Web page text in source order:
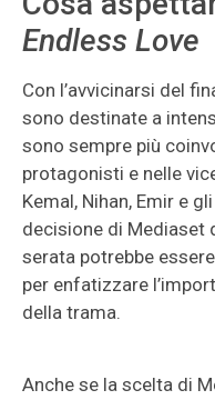
Endless Love
Con l’avvicinarsi del
sono destinate a
sono sempre più
protagonisti e nelle
Kemal, Nihan, Emir e
decisione di Mediaset
serata potrebbe
per enfatizzare
della trama.
Anche se la scelta di